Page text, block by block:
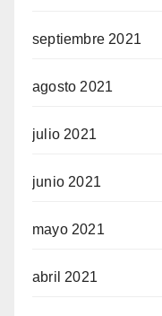
septiembre 2021
agosto 2021
julio 2021
junio 2021
mayo 2021
abril 2021